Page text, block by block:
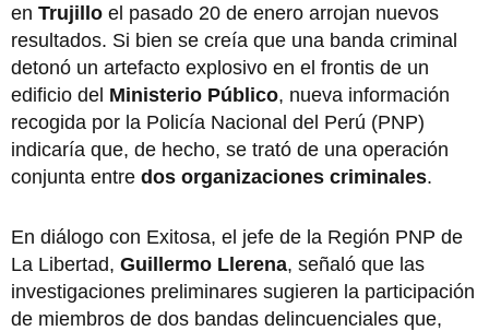
en Trujillo el pasado 20 de enero arrojan nuevos
resultados. Si bien se creía que una banda criminal
detonó un artefacto explosivo en el frontis de un
edificio del Ministerio Público, nueva información
recogida por la Policía Nacional del Perú (PNP)
indicaría que, de hecho, se trató de una operación
conjunta entre dos organizaciones criminales.
En diálogo con Exitosa, el jefe de la Región PNP de
La Libertad, Guillermo Llerena, señaló que las
investigaciones preliminares sugieren la participación
de miembros de dos bandas delincuenciales que,